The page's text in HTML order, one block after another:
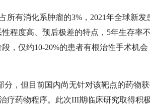
有消化系肿瘤的3%，2021年全球新发
程度高、预后极差的特点，5年生存率
，仅约10-20%的患者有根治性手术机
，但目前国内尚无针对该靶点的药物
疗药物程序。此次III期临床研究取得积